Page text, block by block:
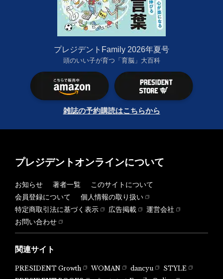
プレジデントFamily 2026年夏号
頭のいい子が育つ「育脳」大百科
雑誌の予約購読はこちらから
プレジデントオンラインについて
お知らせ 著者一覧
このサイトについて
会員登録について
個人情報の取り扱い
特定商取引法に基づく表示
広告掲載
運営会社
お問い合わせ
関連サイト
PRESIDENT Growth WOMAN dancyu
STYLE